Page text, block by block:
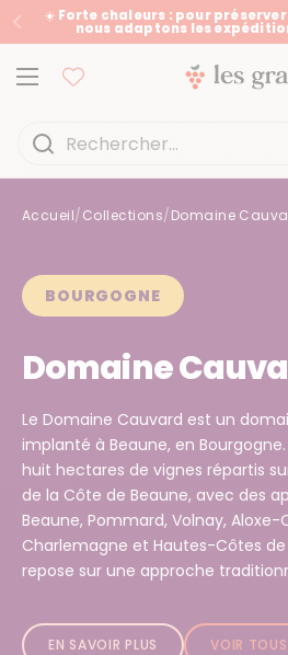
Passer au contenu
Précédent
☀️ Forte chaleurs : pour
nous adaptons les
Ouvrir le menu
Accueil
Accueil/Collections/Domaine
BOURGOGNE
Domaine
Le Domaine Cauvard est un
implanté à Beaune, en
huit hectares de vignes répartis
de la Côte de Beaune, avec des
Beaune, Pommard, Volnay,
Charlemagne et Hautes-Côtes
repose sur une approche
EN SAVOIR PLUS VOIR TOUS